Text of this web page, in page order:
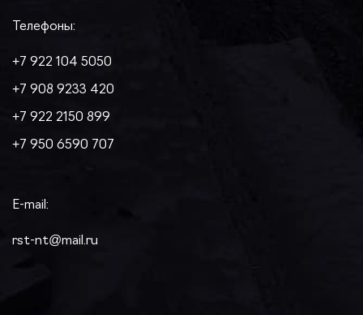
Телефоны:
+7 922 104 5050
+7 908 9233 420
+7 922 2150 899
+7 950 6590 707
E-mail:
rst-nt@mail.ru